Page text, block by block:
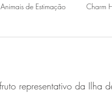
de Estimação Charm
Experiências de Bem-
representativo da Ilha